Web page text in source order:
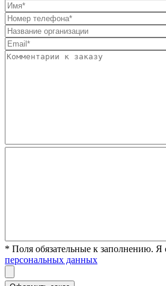
* Поля обязательные к заполнению. Я
персональных данных